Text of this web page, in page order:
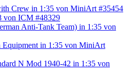
Crew in 1:35 von MiniArt #35454
von ICM #48329
Anti-Tank Team) in 1:35 von
in 1:35 von MiniArt
N Mod 1940-42 in 1:35 von